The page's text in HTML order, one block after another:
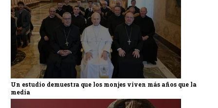
Un estudio demuestra que los monjes viven más años que la
media